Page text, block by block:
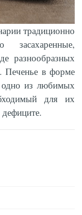
традиционно
разнообразных
Печенье в форме
одно из любимых
для их